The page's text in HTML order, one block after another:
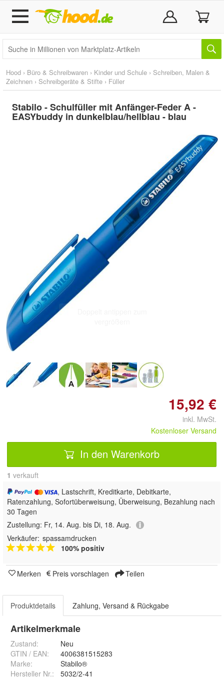
Hood › Büro & Schreibwaren › Kinder und Schule › Schreiben, Malen &
Zeichnen › Schreibgeräte & Stifte › Füller
Stabilo - Schulfüller mit Anfänger-Feder A -
EASYbuddy in dunkelblau/hellblau - blau
15,92 €
inkl. MwSt.
Kostenloser Versand
In den Warenkorb
1 verkauft
, Lastschrift, Kreditkarte, Debitkarte,
Ratenzahlung, Sofortüberweisung, Überweisung, Bezahlung nach
30 Tagen
Zustellung: Fr, 14. Aug. bis Di, 18. Aug.
Verkäufer: spassamdrucken
100% positiv
Merken Preis vorschlagen Teilen
Produktdetails Zahlung, Versand & Rückgabe
Artikelmerkmale
Zustand:
Neu
GTIN / EAN:
4006381515283
Marke:
Stabilo®
Hersteller Nr.:
5032/2-41